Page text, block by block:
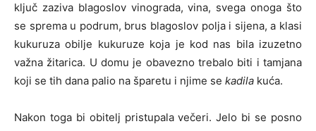
ključ zaziva blagoslov vinograda, vina, svega onoga što
se sprema u podrum, brus blagoslov polja i sijena, a klasi
kukuruza obilje kukuruze koja je kod nas bila izuzetno
važna žitarica. U domu je obavezno trebalo biti i tamjana
koji se tih dana palio na šparetu i njime se kadila kuća.
Nakon toga bi obitelj pristupala večeri. Jelo bi se posno